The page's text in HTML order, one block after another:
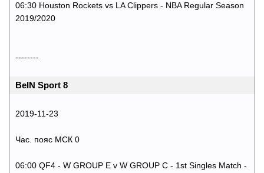
06:30 Houston Rockets vs LA Clippers - NBA Regular Season
2019/2020
--------
BeIN Sport 8
2019-11-23
Час. пояс МСК 0
06:00 QF4 - W GROUP E v W GROUP C - 1st Singles Match -